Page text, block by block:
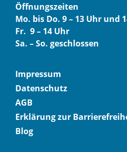
Öffnungszeiten
Mo. bis Do. 9 – 13 Uhr und
Fr. 9 – 14 Uhr
Sa. – So. geschlossen
Impressum
Datenschutz
AGB
Erklärung zur
Blog